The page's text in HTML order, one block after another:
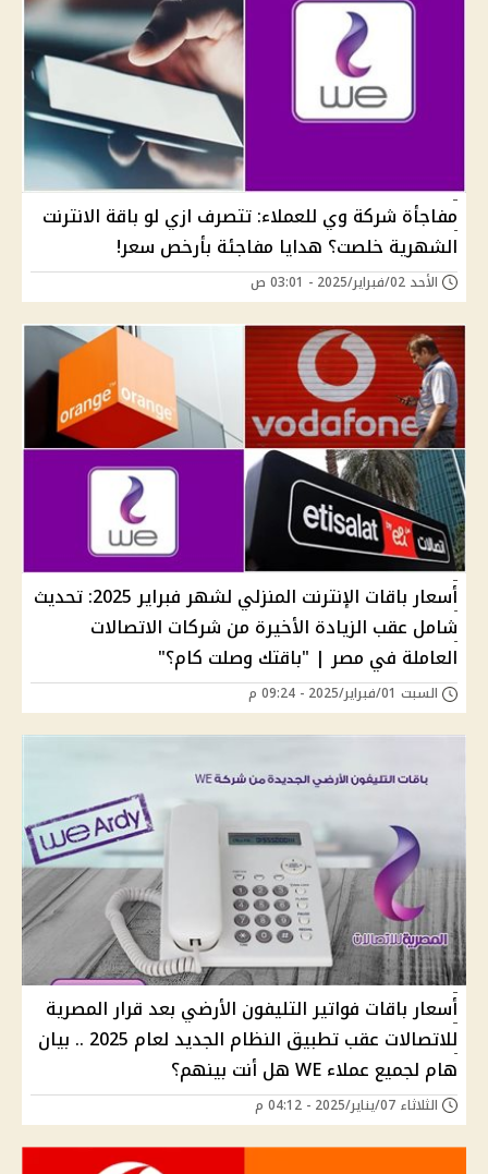
مفاجأة شركة وي للعملاء: تتصرف ازي لو باقة الانترنت
الشهرية خلصت؟ هدايا مفاجئة بأرخص سعر!
الأحد 02/فبراير/2025 - 03:01 ص
أسعار باقات الإنترنت المنزلي لشهر فبراير 2025: تحديث
شامل عقب الزيادة الأخيرة من شركات الاتصالات
العاملة في مصر | "باقتك وصلت كام؟"
السبت 01/فبراير/2025 - 09:24 م
أسعار باقات فواتير التليفون الأرضي بعد قرار المصرية
للاتصالات عقب تطبيق النظام الجديد لعام 2025 .. بيان
هام لجميع عملاء WE هل أنت بينهم؟
الثلاثاء 07/يناير/2025 - 04:12 م